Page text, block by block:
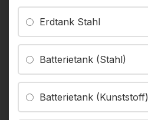
Erdtank Stahl
Batterietank (Stahl)
Batterietank (Kunststoff)